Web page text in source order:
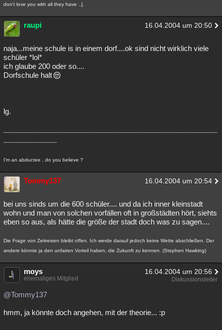
don't love you with all they have ..].
raupi 16.04.2004 um 20:50
naja...meine schule is in einem dorf....ok sind nicht wirklich viele
schüler *lol*
ich glaube 200 oder so....
Dorfschule halt
lg.
I'm an abductee , do you believe ?
Tommy137 16.04.2004 um 20:54
bei uns sinds um die 600 schüler.... und da ich inner kleinstadt
wohn und man von solchen vorfällen oft in großstädten hört, siehts
eben so aus, als hätte die größe der stadt doch was zu sagen....
Die Frage von Zeitreisen bleibt offen. Ich werde darauf jedoch keine Wette abschließen. Der
andere könnte ja den unfairen Vorteil haben, die Zukunft zu kennen. (Stephen Hawking)
moys 16.04.2004 um 20:56
ehemaliges Mitglied Diskussionsleiter
@Tommy137
hmm, ja könnte doch angehen, mit der theorie... :p